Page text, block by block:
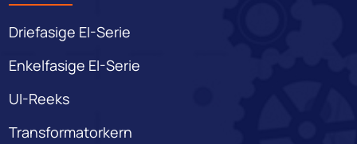
Driefasige EI-Serie
Enkelfasige EI-Serie
UI-Reeks
Transformatorkern